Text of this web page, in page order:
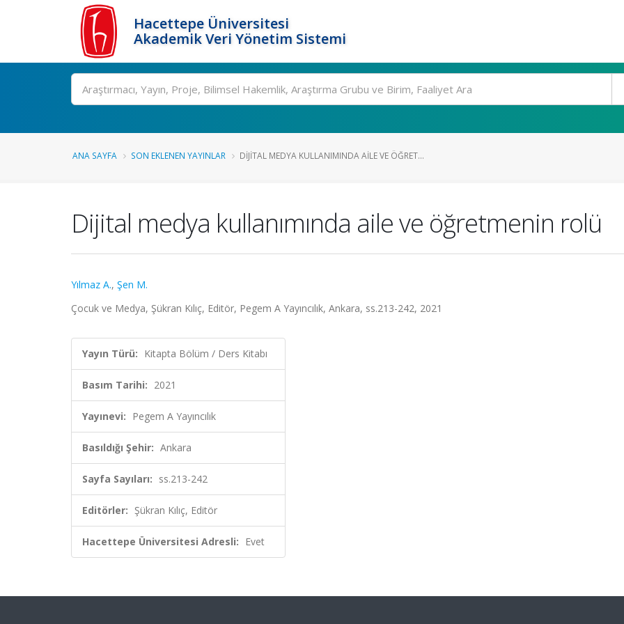
Hacettepe Üniversitesi
Akademik Veri Yönetim Sistemi
Ara
ANA SAYFA SON EKLENEN YAYINLAR DIJITAL MEDYA KULLANIMINDA AILE VE ÖĞRET...
Dijital medya kullanımında aile ve öğretmenin rolü
Yılmaz A., Şen M.
Çocuk ve Medya, Şükran Kılıç, Editör, Pegem A Yayıncılık, Ankara, ss.213-242, 2021
Yayın Türü: Kitapta Bölüm / Ders Kitabı
Basım Tarihi: 2021
Yayınevi: Pegem A Yayıncılık
Basıldığı Şehir: Ankara
Sayfa Sayıları: ss.213-242
Editörler: Şükran Kılıç, Editör
Hacettepe Üniversitesi Adresli: Evet